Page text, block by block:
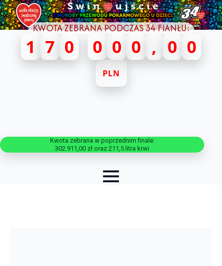
KWOTA ZEBRANA PODCZAS 34 FIANŁU:
1 7 0 0 0 0 , 0 0
PLN
Kwota zebrana w poprzednim finale:
302.911,00 zł oraz 211,5 litra krwi